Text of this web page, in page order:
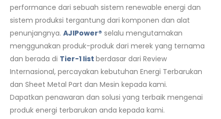
performance dari sebuah sistem renewable energi dan
sistem produksi tergantung dari komponen dan alat
penunjangnya. AJIPower® selalu mengutamakan
menggunakan produk-produk dari merek yang ternama
dan berada di Tier-1 list berdasar dari Review
Internasional, percayakan kebutuhan Energi Terbarukan
dan Sheet Metal Part dan Mesin kepada kami.
Dapatkan penawaran dan solusi yang terbaik mengenai
produk energi terbarukan anda kepada kami.